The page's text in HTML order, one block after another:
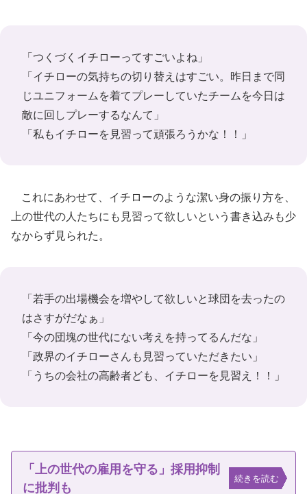
「つくづくイチローってすごいよね」
「イチローの気持ちの切り替えはすごい。昨日まで同
じユニフォームを着てプレーしていたチームを今日は
敵に回しプレーするなんて」
「私もイチローを見習って頑張ろうかな！！」
これにあわせて、イチローのような潔い身の振り方を、
上の世代の人たちにも見習って欲しいという書き込みも少
なからず見られた。
「若手の出場機会を増やして欲しいと球団を去ったの
はさすがだなぁ」
「今の団塊の世代にない考えを持ってるんだな」
「政界のイチローさんも見習っていただきたい」
「うちの会社の高齢者ども、イチローを見習え！！」
「上の世代の雇用を守る」採用抑制
に批判も
続きを読む